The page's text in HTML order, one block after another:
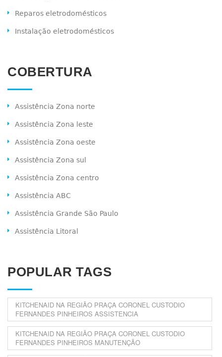
Reparos eletrodomésticos
Instalação eletrodomésticos
COBERTURA
Assistência Zona norte
Assistência Zona leste
Assistência Zona oeste
Assistência Zona sul
Assistência Zona centro
Assistência ABC
Assistência Grande São Paulo
Assistência Litoral
POPULAR TAGS
KITCHENAID NA REGIÃO PRAÇA CORONEL CUSTODIO
FERNANDES PINHEIROS ASSISTENCIA
KITCHENAID NA REGIÃO PRAÇA CORONEL CUSTODIO
FERNANDES PINHEIROS MANUTENÇÃO